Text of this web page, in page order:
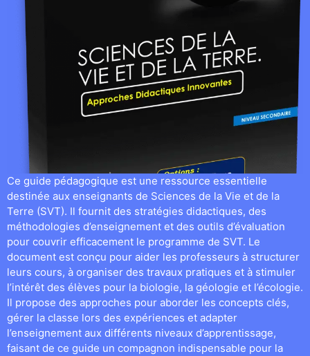
Ce guide pédagogique est une ressource essentielle
destinée aux enseignants de Sciences de la Vie et de la
Terre (SVT). Il fournit des stratégies didactiques, des
méthodologies d’enseignement et des outils d’évaluation
pour couvrir efficacement le programme de SVT. Le
document est conçu pour aider les professeurs à structurer
leurs cours, à organiser des travaux pratiques et à stimuler
l’intérêt des élèves pour la biologie, la géologie et l’écologie.
Il propose des approches pour aborder les concepts clés,
gérer la classe lors des expériences et adapter
l’enseignement aux différents niveaux d’apprentissage,
faisant de ce guide un compagnon indispensable pour la